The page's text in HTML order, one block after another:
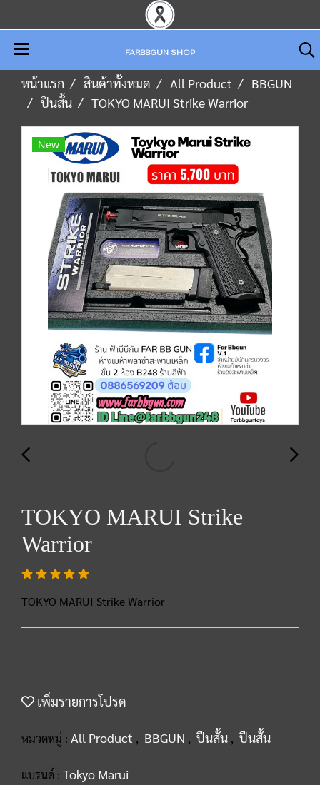
FARBBGUN SHOP
หน้าแรก สินค้าทั้งหมด All Product
BBGUN
ปืนสั้น
TOKYO MARUI Strike Warrior
New
TOKYO MARUI Strike
Warrior
TOKYO MARUI Strike Warrior
เพิ่มรายการโปรด
หมวดหมู่ : All Product , BBGUN , ปืนสั้น , ปืนสั้น
แบรนด์ : Tokyo Marui